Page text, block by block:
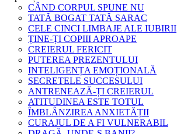
CÂND CORPUL SPUNE NU
TATĂ BOGAT TATĂ SARAC
CELE CINCI LIMBAJE ALE IUBIRII
ȚINE-ȚI COPIII APROAPE
CREIERUL FERICIT
PUTEREA PREZENTULUI
INTELIGENȚA EMOȚIONALĂ
SECRETELE SUCCESULUI
ANTRENEAZĂ-ȚI CREIERUL
ATITUDINEA ESTE TOTUL
ÎMBLÂNZIREA ANXIETĂȚII
CURAJUL DE A FI VULNERABIL